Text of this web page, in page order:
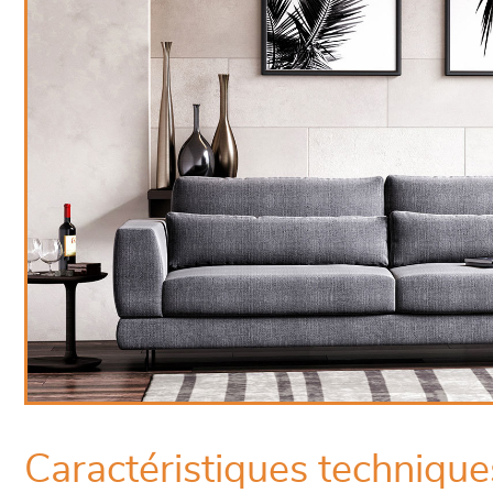
Caractéristiques